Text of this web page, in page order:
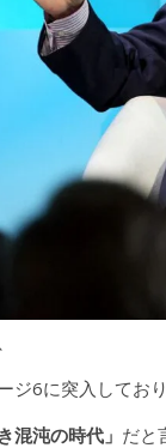
ジ6に突入しており
混沌の時代」 だと